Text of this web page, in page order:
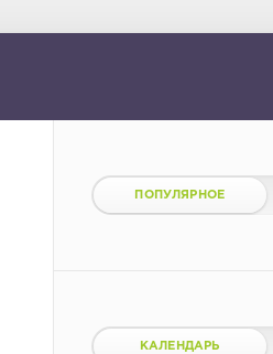
ПОПУЛЯРНОЕ
КАЛЕНДАРЬ